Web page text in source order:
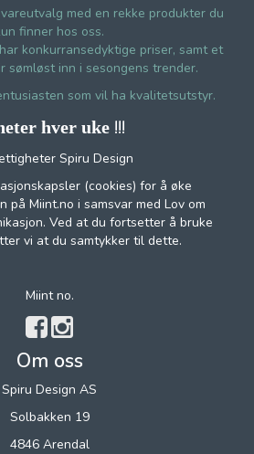
med en rekke produkter du
finner hos oss.
konkurransedyktige priser, samt et
sømløst inn i sesongens trender.
som vil ha kvalitetsutstyr.
hver uke !!!
Spiru Design
(cookies) for å øke
på Miint.no i samsvar med Lov om
Ved at du fortsetter å bruke
vi at du samtykker til dette.
Miint no.
Om oss
Spiru Design AS
Solbakken 19
4846 Arendal